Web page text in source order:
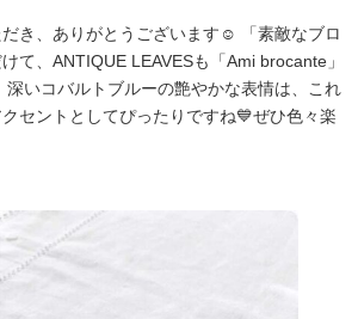
き、ありがとうございます☺️ 「素敵なブロ
て、ANTIQUE LEAVESも「Ami brocante」
深いコバルトブルーの艶やかな表情は、これ
セントとしてぴったりですね💙ぜひ色々楽